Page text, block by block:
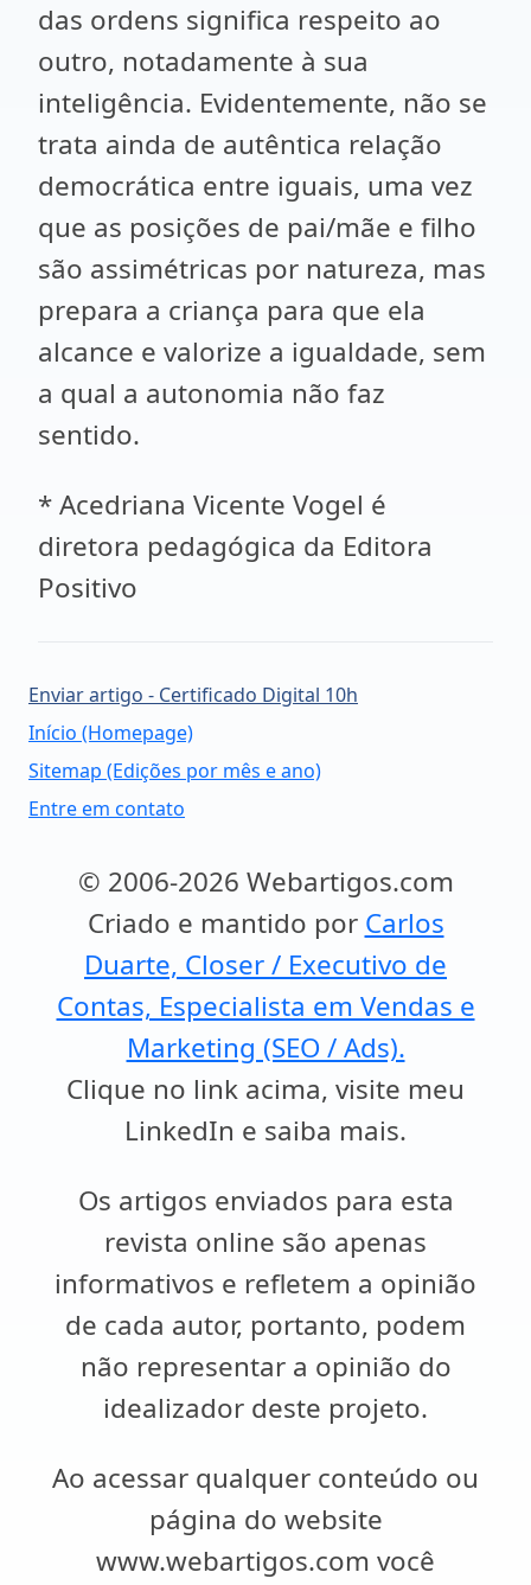
das ordens significa respeito ao
outro, notadamente à sua
inteligência. Evidentemente, não se
trata ainda de autêntica relação
democrática entre iguais, uma vez
que as posições de pai/mãe e filho
são assimétricas por natureza, mas
prepara a criança para que ela
alcance e valorize a igualdade, sem
a qual a autonomia não faz
sentido.
* Acedriana Vicente Vogel é
diretora pedagógica da Editora
Positivo
Enviar artigo - Certificado Digital 10h
Início (Homepage)
Sitemap (Edições por mês e ano)
Entre em contato
© 2006-2026 Webartigos.com
Criado e mantido por Carlos
Duarte, Closer / Executivo de
Contas, Especialista em Vendas e
Marketing (SEO / Ads).
Clique no link acima, visite meu
LinkedIn e saiba mais.
Os artigos enviados para esta
revista online são apenas
informativos e refletem a opinião
de cada autor, portanto, podem
não representar a opinião do
idealizador deste projeto.
Ao acessar qualquer conteúdo ou
página do website
www.webartigos.com você